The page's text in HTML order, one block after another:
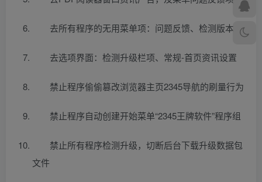
去所有程序的无用菜单项：问题反馈、检测版本
去选项界面：检测升级栏项、常规-首页资讯设置
禁止程序偷偷篡改浏览器主页2345导航的刷量行为
禁止程序自动创建开始菜单“2345王牌软件”程序组
禁止所有程序检测升级，切断后台下载升级数据包
文件